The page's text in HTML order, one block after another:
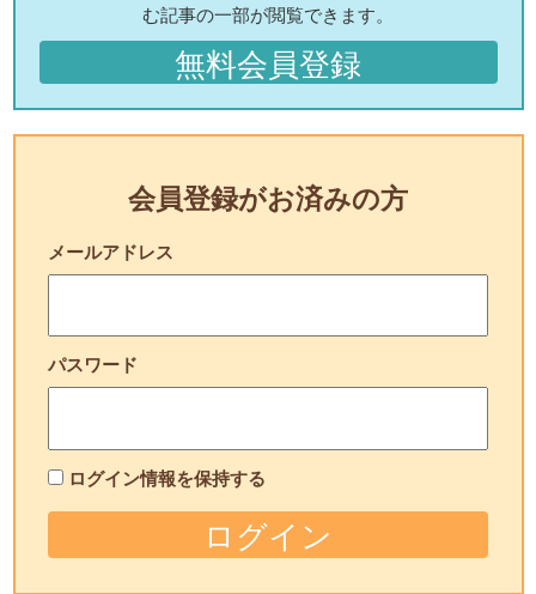
む記事の一部が閲覧できます。
無料会員登録
会員登録がお済みの方
メールアドレス
パスワード
ログイン情報を保持する